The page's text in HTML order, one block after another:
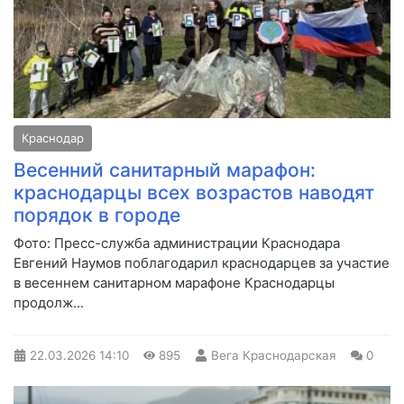
Краснодар
Весенний санитарный марафон:
краснодарцы всех возрастов наводят
порядок в городе
Фото: Пресс-служба администрации Краснодара
Евгений Наумов поблагодарил краснодарцев за участие
в весеннем санитарном марафоне Краснодарцы
продолж...
22.03.2026 14:10 895 Вега Краснодарская 0